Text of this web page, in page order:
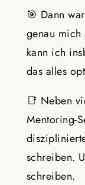
🎯 Dann
genau mich
kann ich
das alles
📑 Neben
Mentoring-
schreiben.
schreiben.